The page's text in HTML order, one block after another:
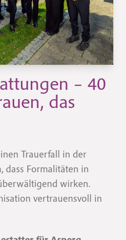
– 40
das
Trauerfall in der
dass Formalitäten in
wirken.
vertrauensvoll in